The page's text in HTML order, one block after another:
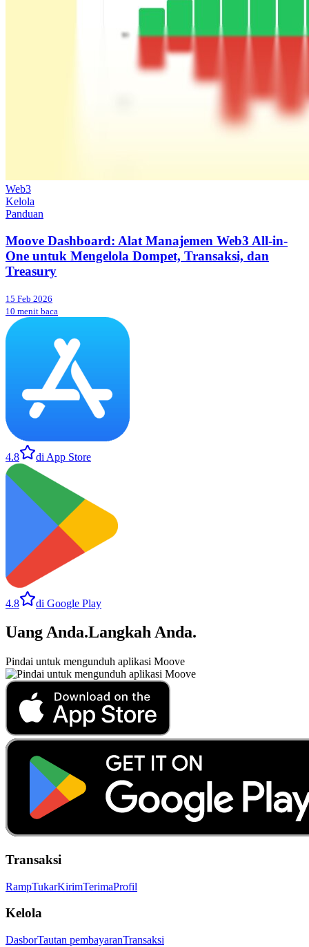
Web3
Kelola
Panduan
Moove Dashboard: Alat Manajemen Web3 All-in-
One untuk Mengelola Dompet, Transaksi, dan
Treasury
15 Feb 2026
10 menit baca
4.8 di App Store
4.8 di Google Play
Uang Anda.Langkah Anda.
Pindai untuk mengunduh aplikasi Moove
Transaksi
RampTukarKirimTerimaProfil
Kelola
DasborTautan pembayaranTransaksi